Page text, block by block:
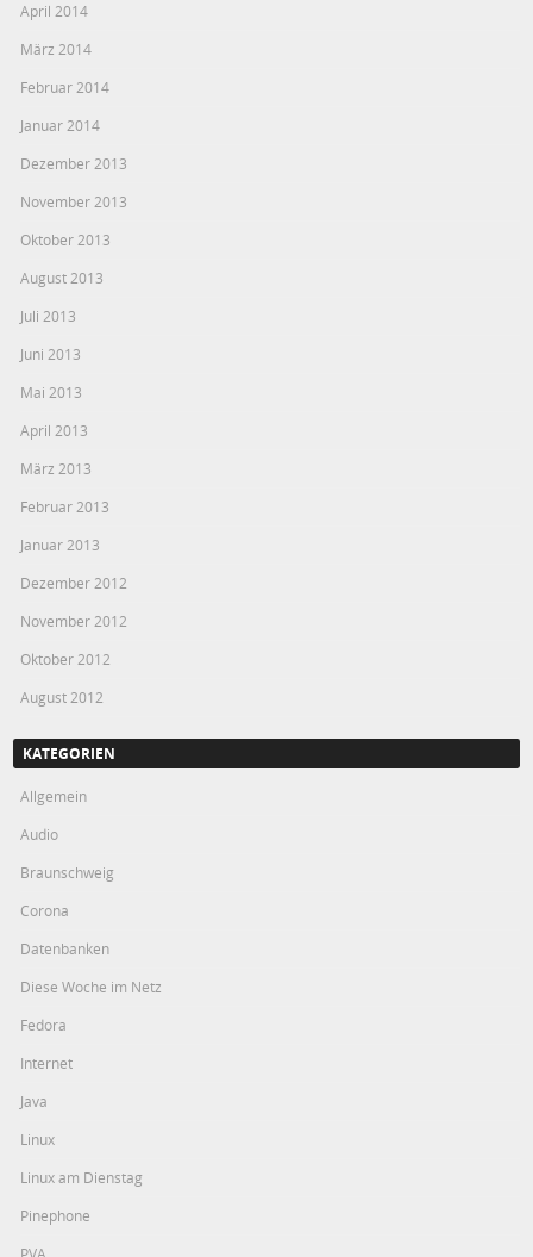
April 2014
März 2014
Februar 2014
Januar 2014
Dezember 2013
November 2013
Oktober 2013
August 2013
Juli 2013
Juni 2013
Mai 2013
April 2013
März 2013
Februar 2013
Januar 2013
Dezember 2012
November 2012
Oktober 2012
August 2012
KATEGORIEN
Allgemein
Audio
Braunschweig
Corona
Datenbanken
Diese Woche im Netz
Fedora
Internet
Java
Linux
Linux am Dienstag
Pinephone
PVA